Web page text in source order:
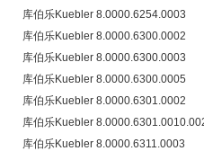
库伯乐Kuebler 8.0000.6254.0003
库伯乐Kuebler 8.0000.6300.0002
库伯乐Kuebler 8.0000.6300.0003
库伯乐Kuebler 8.0000.6300.0005
库伯乐Kuebler 8.0000.6301.0002
库伯乐Kuebler
库伯乐Kuebler 8.0000.6311.0003